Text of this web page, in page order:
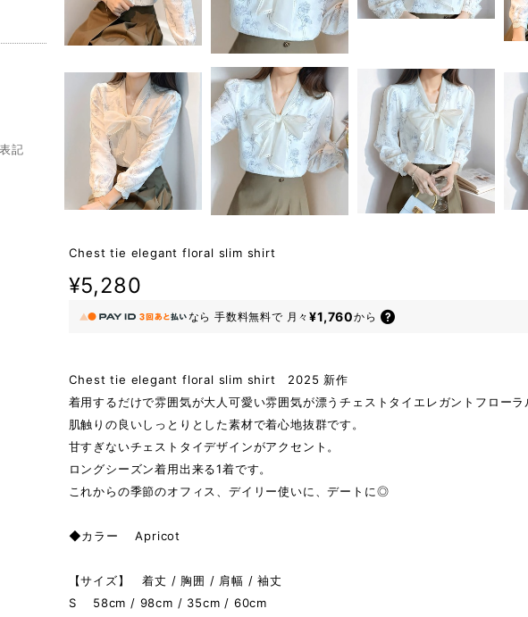
記
Chest tie elegant floral slim shirt
¥5,280
なら 手数料無料で 月々¥1,760から
Chest tie elegant floral slim shirt 2025 新作
着用するだけで雰囲気が大人可愛い雰囲気が漂うチェストタイエレガントフローラ
肌触りの良いしっとりとした素材で着心地抜群です。
甘すぎないチェストタイデザインがアクセント。
ロングシーズン着用出来る1着です。
これからの季節のオフィス、デイリー使いに、デートに◎
◆カラー Apricot
【サイズ】 着丈 / 胸囲 / 肩幅 / 袖丈
S 58cm / 98cm / 35cm / 60cm